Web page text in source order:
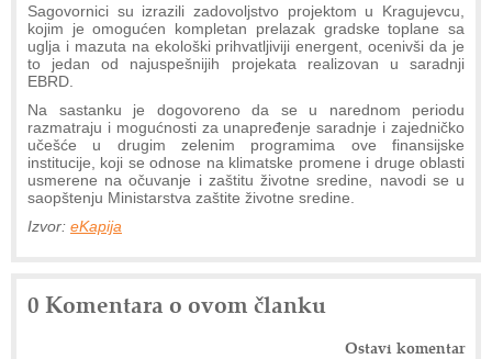
Sagovornici su izrazili zadovoljstvo projektom u Kragujevcu,
kojim je omogućen kompletan prelazak gradske toplane sa
uglja i mazuta na ekološki prihvatljiviji energent, ocenivši da je
to jedan od najuspešnijih projekata realizovan u saradnji
EBRD.
Na sastanku je dogovoreno da se u narednom periodu
razmatraju i mogućnosti za unapređenje saradnje i zajedničko
učešće u drugim zelenim programima ove finansijske
institucije, koji se odnose na klimatske promene i druge oblasti
usmerene na očuvanje i zaštitu životne sredine, navodi se u
saopštenju Ministarstva zaštite životne sredine.
Izvor: eKapija
0 Komentara o ovom članku
Ostavi komentar